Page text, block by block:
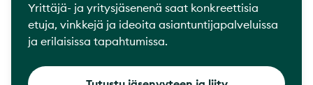
Yrittäjä- ja yritysjäsenenä saat konkreettisia
etuja, vinkkejä ja ideoita asiantuntijapalveluissa
ja erilaisissa tapahtumissa.